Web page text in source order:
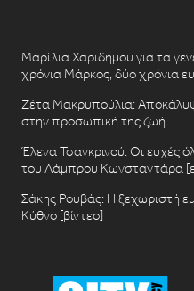
Μαρίλια Χαριδήμου για τα
χρόνια Μάρκος, δύο χρόνια
Ζέτα Μακρυπούλια:
στην προσωπική της ζωή
Έλενα Τσαγκρινού: Οι ευχές
του Λάμπρου Κωνσταντάρα
Σάκης Ρουβάς: Η ξεχωριστή
Κύθνο [βίντεο]